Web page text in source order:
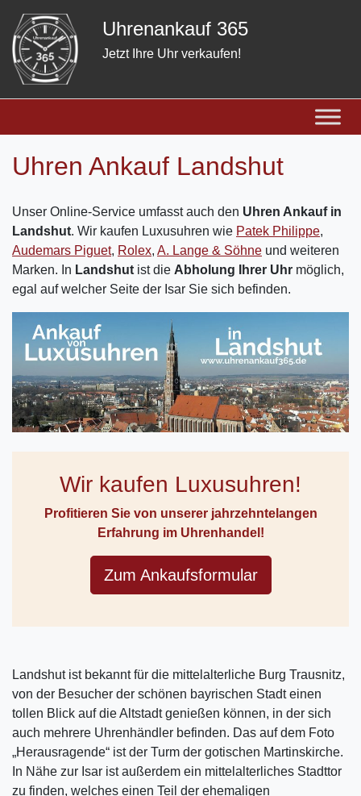
content
Uhrenankauf 365
Jetzt Ihre Uhr verkaufen!
Uhren Ankauf Landshut
Unser Online-Service umfasst auch den Uhren Ankauf in
Landshut. Wir kaufen Luxusuhren wie Patek Philippe,
Audemars Piguet, Rolex, A. Lange & Söhne und weiteren
Marken. In Landshut ist die Abholung Ihrer Uhr möglich,
egal auf welcher Seite der Isar Sie sich befinden.
Wir kaufen Luxusuhren!
Profitieren Sie von unserer jahrzehntelangen
Erfahrung im Uhrenhandel!
Zum Ankaufsformular
Landshut ist bekannt für die mittelalterliche Burg Trausnitz,
von der Besucher der schönen bayrischen Stadt einen
tollen Blick auf die Altstadt genießen können, in der sich
auch mehrere Uhrenhändler befinden. Das auf dem Foto
„Herausragende“ ist der Turm der gotischen Martinskirche.
In Nähe zur Isar ist außerdem ein mittelalterliches Stadttor
zu finden, welches einen Teil der ehemaligen